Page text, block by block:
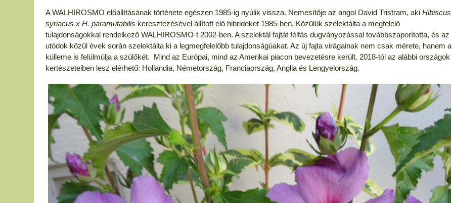
A WALHIROSMO előállításának története egészen 1985-ig nyúlik vissza. Nemesítője az angol David Tristram, aki Hibiscus
syriacus x H. paramutabilis keresztezésével állított elő hibrideket 1985-ben. Közülük szelektálta a megfelelő
tulajdonságokkal rendelkező WALHIROSMO-t 2002-ben. A szelektál fajtát félfás dugványozással továbbszaporította, és az
utódok közül évek során szelektálta ki a legmegfelelőbb tulajdonságúakat. Az új fajta virágainak nem csak mérete, hanem a
külleme is felülmúlja a szülőkét. Mind az Európai, mind az Amerikai piacon bevezetésre került. 2018-tól az alábbi országok
kertészeteiben lesz elérhető: Hollandia, Németország, Franciaország, Anglia és Lengyelország.